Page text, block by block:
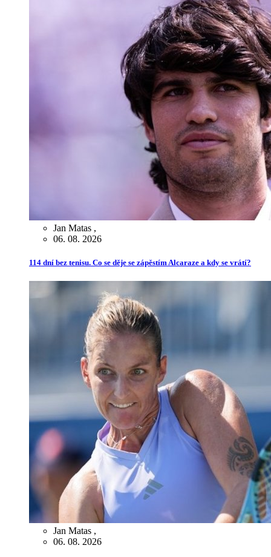
Jan Matas ,
06. 08. 2026
114 dní bez tenisu. Co se děje se zápěstím Alcaraze a kdy se vrátí?
Jan Matas ,
06. 08. 2026